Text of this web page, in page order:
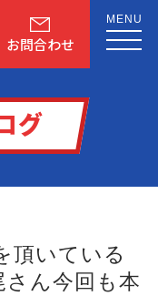
お問合わせ
MENU
グ
頂いている
さん今回も本